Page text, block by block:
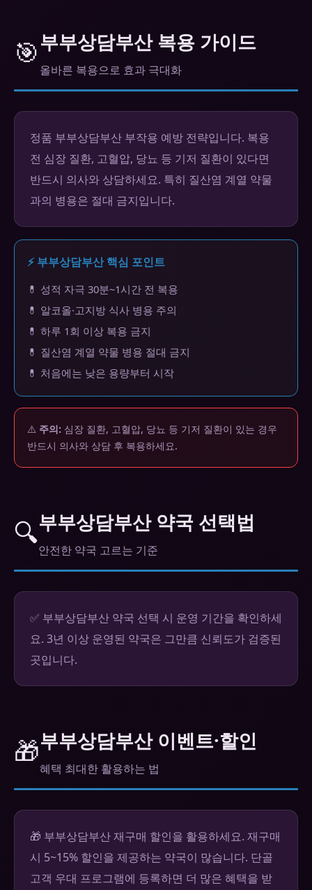
🎯부부상담부산 복용 가이드
올바른 복용으로 효과 극대화
정품 부부상담부산 부작용 예방 전략입니다. 복용
전 심장 질환, 고혈압, 당뇨 등 기저 질환이 있다면
반드시 의사와 상담하세요. 특히 질산염 계열 약물
과의 병용은 절대 금지입니다.
⚡ 부부상담부산 핵심 포인트
💊 성적 자극 30분~1시간 전 복용
💊 알코올·고지방 식사 병용 주의
💊 하루 1회 이상 복용 금지
💊 질산염 계열 약물 병용 절대 금지
💊 처음에는 낮은 용량부터 시작
⚠️ 주의: 심장 질환, 고혈압, 당뇨 등 기저 질환이 있는 경우
반드시 의사와 상담 후 복용하세요.
🔍부부상담부산 약국 선택법
안전한 약국 고르는 기준
✅ 부부상담부산 약국 선택 시 운영 기간을 확인하세
요. 3년 이상 운영된 약국은 그만큼 신뢰도가 검증된
곳입니다.
🎁부부상담부산 이벤트·할인
혜택 최대한 활용하는 법
🎁 부부상담부산 재구매 할인을 활용하세요. 재구매
시 5~15% 할인을 제공하는 약국이 많습니다. 단골
고객 우대 프로그램에 등록하면 더 많은 혜택을 받